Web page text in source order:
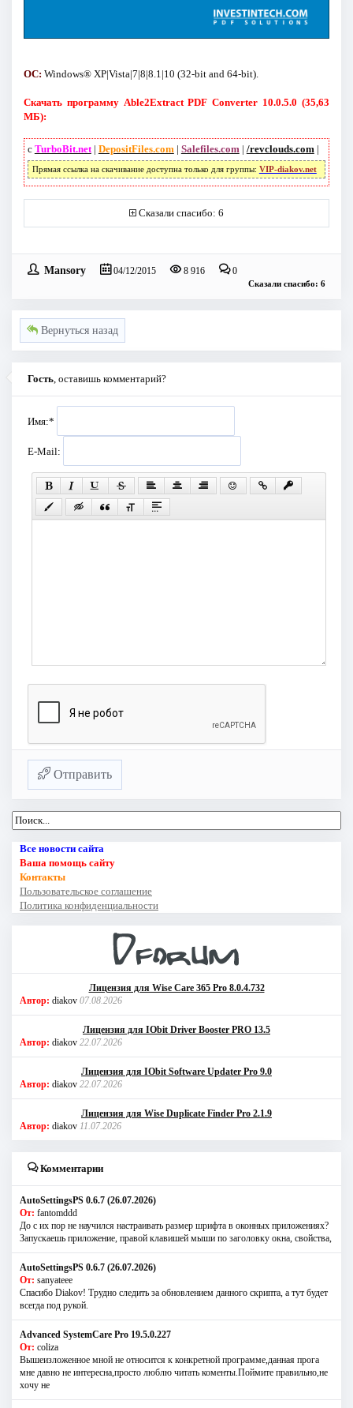
ОС: Windows® XP|Vista|7|8|8.1|10 (32-bit and 64-bit).
Скачать программу Able2Extract PDF Converter 10.0.5.0 (35,63
МБ):
с TurboBit.net| DepositFiles.com| Salefiles.com| /revclouds.com|
Прямая ссылка на скачивание доступна только для группы: VIP-diakov.net
Сказали спасибо: 6
Mansory 04/12/2015 8 916 0
Сказали спасибо: 6
Вернуться назад
Гость, оставишь комментарий?
Имя:*
E-Mail:
Отправить
Все новости сайта
Ваша помощь сайту
Контакты
Пользовательское соглашение
Политика конфиденциальности
Лицензия для Wise Care 365 Pro 8.0.4.732
Автор: diakov 07.08.2026
Лицензия для IObit Driver Booster PRO 13.5
Автор: diakov 22.07.2026
Лицензия для IObit Software Updater Pro 9.0
Автор: diakov 22.07.2026
Лицензия для Wise Duplicate Finder Pro 2.1.9
Автор: diakov 11.07.2026
Комментарии
AutoSettingsPS 0.6.7 (26.07.2026)
От: fantomddd
До с их пор не научился настраивать размер шрифта в оконных приложениях?
Запускаешь приложение, правой клавишей мыши по заголовку окна, свойства,
AutoSettingsPS 0.6.7 (26.07.2026)
От: sanyateee
Спасибо Diakov! Трудно следить за обновлением данного скрипта, а тут будет
всегда под рукой.
Advanced SystemCare Pro 19.5.0.227
От: coliza
Вышеизложенное мной не относится к конкретной программе,данная прога
мне давно не интересна,просто люблю читать коменты.Поймите правильно,не
хочу не